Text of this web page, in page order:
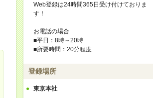
Web登録は24時間365日受け付けておりま
す！
お電話の場合
■平日：8時～20時
■所要時間：20分程度
登録場所
東京本社